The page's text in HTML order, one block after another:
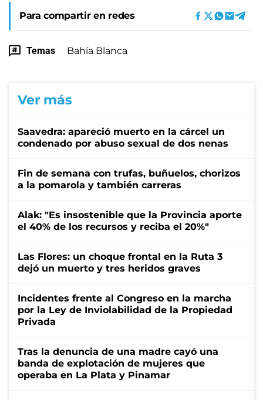
Para compartir en redes
Temas Bahía Blanca
Ver más
Saavedra: apareció muerto en la cárcel un
condenado por abuso sexual de dos nenas
Fin de semana con trufas, buñuelos, chorizos
a la pomarola y también carreras
Alak: "Es insostenible que la Provincia aporte
el 40% de los recursos y reciba el 20%"
Las Flores: un choque frontal en la Ruta 3
dejó un muerto y tres heridos graves
Incidentes frente al Congreso en la marcha
por la Ley de Inviolabilidad de la Propiedad
Privada
Tras la denuncia de una madre cayó una
banda de explotación de mujeres que
operaba en La Plata y Pinamar